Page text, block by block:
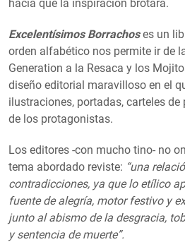
hacía que la inspiración brotara.
Excelentísimos Borrachoses un
orden alfabético nos permite ir de
Generation a la Resaca y los
diseño editorial maravilloso en el
ilustraciones, portadas, carteles
de los protagonistas.
Los editores -con mucho tino- no
tema abordado reviste: “una
contradicciones, ya que lo etílico
fuente de alegría, motor festivo y
junto al abismo de la desgracia,
y sentencia de muerte”.